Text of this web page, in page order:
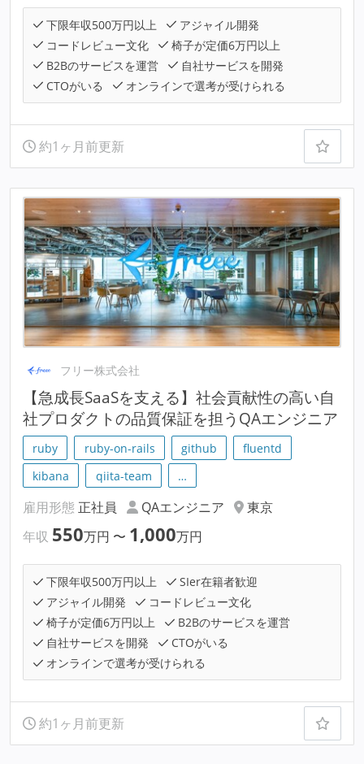
下限年収500万円以上
アジャイル開発
コードレビュー文化
椅子が定価6万円以上
B2Bのサービスを運営
自社サービスを開発
CTOがいる
オンラインで選考が受けられる
約1ヶ月前更新
フリー株式会社
【急成長SaaSを支える】社会貢献性の高い自
社プロダクトの品質保証を担うQAエンジニア
ruby ruby-on-rails github
fluentd
kibana
qiita-team …
雇用形態 正社員 QAエンジニア
東京
年収 550万円 〜 1,000万円
下限年収500万円以上
SIer在籍者歓迎
アジャイル開発
コードレビュー文化
椅子が定価6万円以上
B2Bのサービスを運営
自社サービスを開発
CTOがいる
オンラインで選考が受けられる
約1ヶ月前更新